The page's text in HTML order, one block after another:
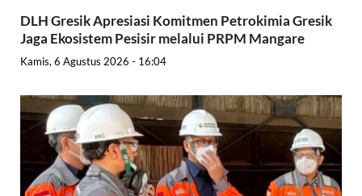
DLH Gresik Apresiasi Komitmen Petrokimia Gresik
Jaga Ekosistem Pesisir melalui PRPM Mangare
Kamis, 6 Agustus 2026 - 16:04